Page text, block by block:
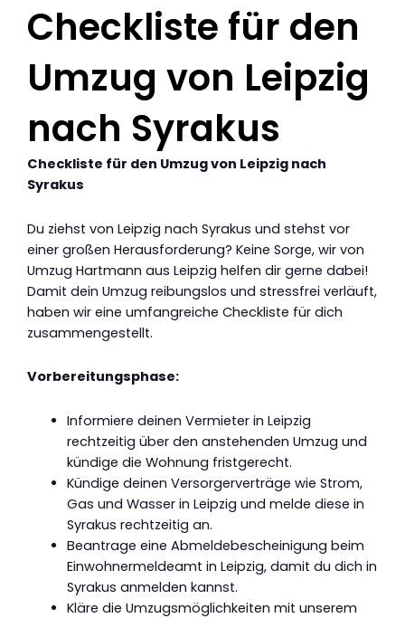
Checkliste für den
Umzug von Leipzig
nach Syrakus
Checkliste für den Umzug von Leipzig nach
Syrakus
Du ziehst von Leipzig nach Syrakus und stehst vor
einer großen Herausforderung? Keine Sorge, wir von
Umzug Hartmann aus Leipzig helfen dir gerne dabei!
Damit dein Umzug reibungslos und stressfrei verläuft,
haben wir eine umfangreiche Checkliste für dich
zusammengestellt.
Vorbereitungsphase:
Informiere deinen Vermieter in Leipzig
rechtzeitig über den anstehenden Umzug und
kündige die Wohnung fristgerecht.
Kündige deinen Versorgerverträge wie Strom,
Gas und Wasser in Leipzig und melde diese in
Syrakus rechtzeitig an.
Beantrage eine Abmeldebescheinigung beim
Einwohnermeldeamt in Leipzig, damit du dich in
Syrakus anmelden kannst.
Kläre die Umzugsmöglichkeiten mit unserem